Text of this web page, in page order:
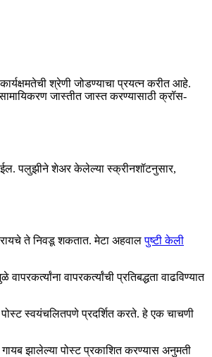
श्रेणी जोडण्याचा प्रयत्न करीत आहे.
जास्तीत जास्त करण्यासाठी क्रॉस-
पलुझीने शेअर केलेल्या स्क्रीनशॉटनुसार,
ते निवडू शकतात. मेटा अहवालपुष्टी केली
वापरकर्त्यांची प्रतिबद्धता वाढविण्यात
स्वयंचलितपणे प्रदर्शित करते. हे एक चाचणी
गायब झालेल्या पोस्ट प्रकाशित करण्यास अनुमती